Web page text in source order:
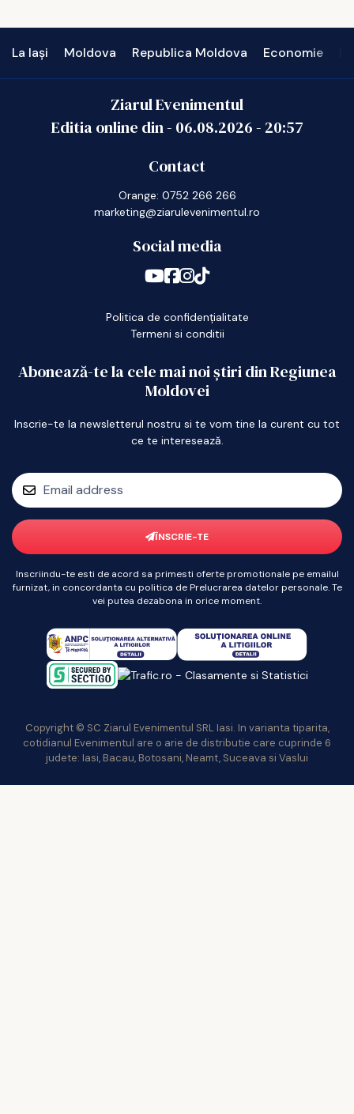
La Iași Moldova Republica Moldova Economie
Ziarul Evenimentul
Editia online din - 06.08.2026- 20:57
Contact
Orange: 0752 266 266
marketing@ziarulevenimentul.ro
Social media
Politica de confidențialitate
Termeni si conditii
Abonează-te la cele mai noi știri din Regiunea
Moldovei
Inscrie-te la newsletterul nostru si te vom tine la curent cu tot
ce te interesează.
ÎNSCRIE-TE
Inscriindu-te esti de acord sa primesti oferte promotionale pe emailul
furnizat, in concordanta cu politica de Prelucrarea datelor personale. Te
vei putea dezabona in orice moment.
Copyright © SC Ziarul Evenimentul SRL Iasi. In varianta tiparita,
cotidianul Evenimentul are o arie de distributie care cuprinde 6
judete: Iasi, Bacau, Botosani, Neamt, Suceava si Vaslui